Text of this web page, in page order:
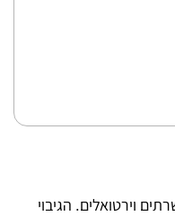
וירטואלים. הגיבוי